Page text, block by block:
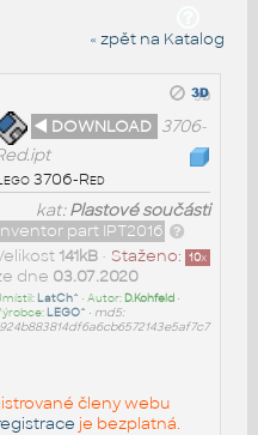
« zpět na Katalog
◄ DOWNLOAD 3706-
3706-Red
kat:Plastové součásti
part IPT2016
Staženo: 10x
141kB•
dne 03.07.2020
LatCh^ • Autor: D.Kohfeld•
LEGO^ • md5:
členy webu
je bezplatná.